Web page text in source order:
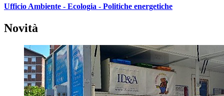
Ufficio Ambiente - Ecologia - Politiche energetiche
Novità